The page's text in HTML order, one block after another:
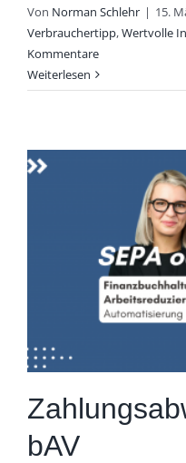
Von Norman Schlehr | 15.
Verbrauchertipp,Wertvolle
Kommentare
Weiterlesen
bAV